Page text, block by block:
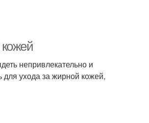
непривлекательно и
для ухода за жирной кожей,